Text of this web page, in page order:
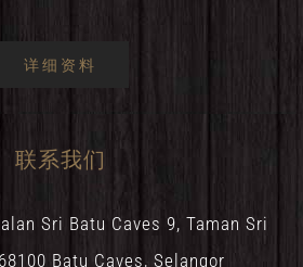
详细资料
联系我们
Sri Batu Caves 9, Taman Sri
Batu Caves, Selangor